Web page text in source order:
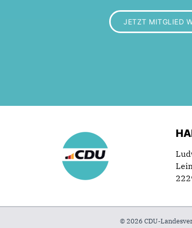
JETZT MITGLIED
© 2026 CDU-